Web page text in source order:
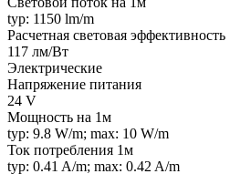
typ: 1150 lm/m
Расчетная световая эффективность
117 лм/Вт
Электрические
Напряжение питания
24 V
Мощность на 1м
typ: 9.8 W/m; max: 10 W/m
Ток потребления 1м
typ: 0.41 A/m; max: 0.42 A/m